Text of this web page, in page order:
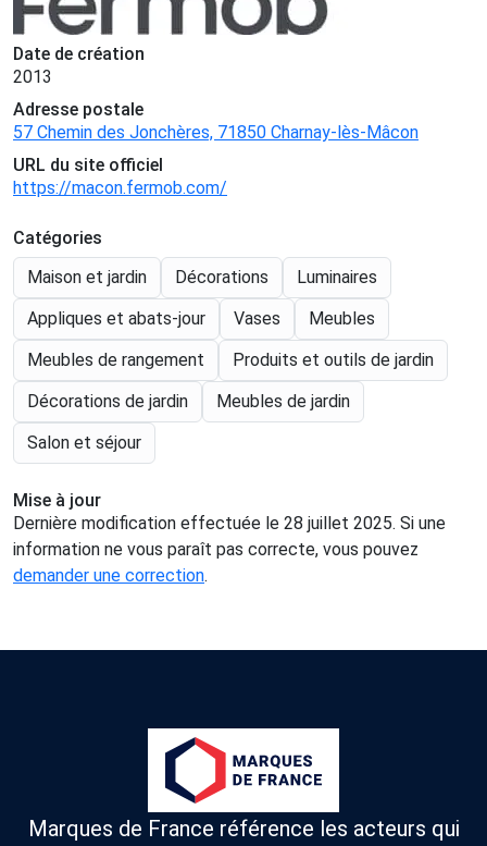
Date de création
2013
Adresse postale
57 Chemin des Jonchères, 71850 Charnay-lès-Mâcon
URL du site officiel
https://macon.fermob.com/
Catégories
Maison et jardin
Décorations
Luminaires
Appliques et abats-jour
Vases
Meubles
Meubles de rangement
Produits et outils de jardin
Décorations de jardin
Meubles de jardin
Salon et séjour
Mise à jour
Dernière modification effectuée le 28 juillet 2025. Si une
information ne vous paraît pas correcte, vous pouvez
demander une correction.
Marques de France référence les acteurs qui